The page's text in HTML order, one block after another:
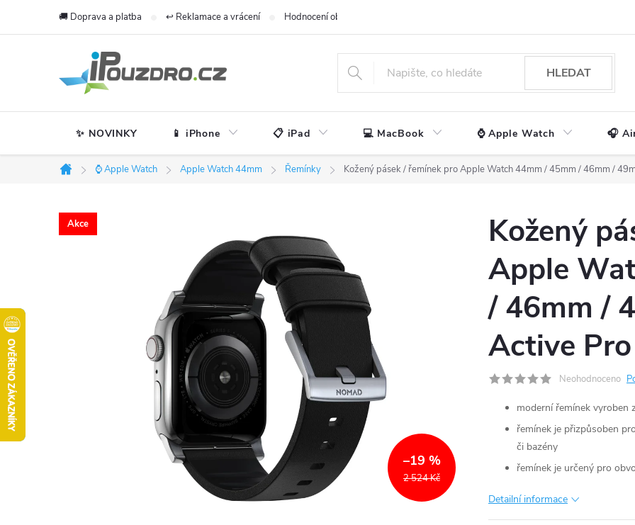
🚚 Doprava a platba ↩️ Reklamace a vrácení Hodnocení obchodu
HLEDAT
✨ NOVINKY 📱 iPhone 📋 iPad 💻 MacBook ⌚ Apple Watch 🎧
Domů
⌚ Apple Watch Apple Watch 44mm Řemínky Kožený pásek / řemínek pro Apple Watch 44mm / 45mm / 46mm /
Akce
2 524 Kč
–19 %
Kožený
Apple
/ 46mm /
Active
Neohodnoceno
moderní řemínek vyroben
řemínek je přizpůsoben
či bazény
řemínek je určený pro
Detailní informace